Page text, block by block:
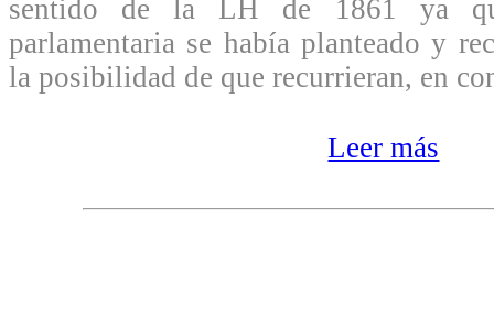
sentido de la LH de 1861 ya
parlamentaria se había planteado y
la posibilidad de que recurrieran, en
Leer más